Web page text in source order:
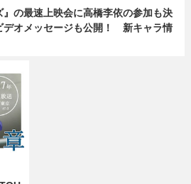
の最速上映会に高橋李依の参加も決
デオメッセージも公開！ 新キャラ情